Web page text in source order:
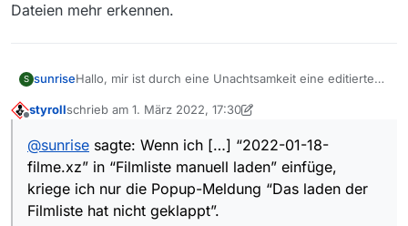
Dateien mehr erkennen.
S sunriseHallo, mir ist durch eine Unachtsamkeit eine editierte
gegangen. Ich möchte jetzt den Fehler ausbügeln,
(18.02.) aus dem Archiv. Leider bin ich anscheinend
sogar dafür zu blöd. Wenn ich die history.db lösche
und “2022-01-18-filme.xz” in “Filmliste manuell laden”
einfüge, kriege ich nur die Popup-Meldung “Das laden
der Filmliste hat nicht geklappt”. Kann mir jemand mit
styrollschrieb am 1. März 2022, 17:30
zuletzt editiert von styroll 3. Jan. 2022, 18:31
@sunrise sagte: Wenn ich […] “2022-01-18-
filme.xz” in “Filmliste manuell laden” einfüge,
kriege ich nur die Popup-Meldung “Das laden der
Filmliste hat nicht geklappt”.